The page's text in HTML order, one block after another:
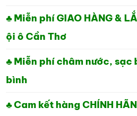
♣ Miễn phí GIAO HÀNG &
ội ô Cần Thơ
♣ Miễn phí châm nước,
bình
♣ Cam kết hàng CHÍNH